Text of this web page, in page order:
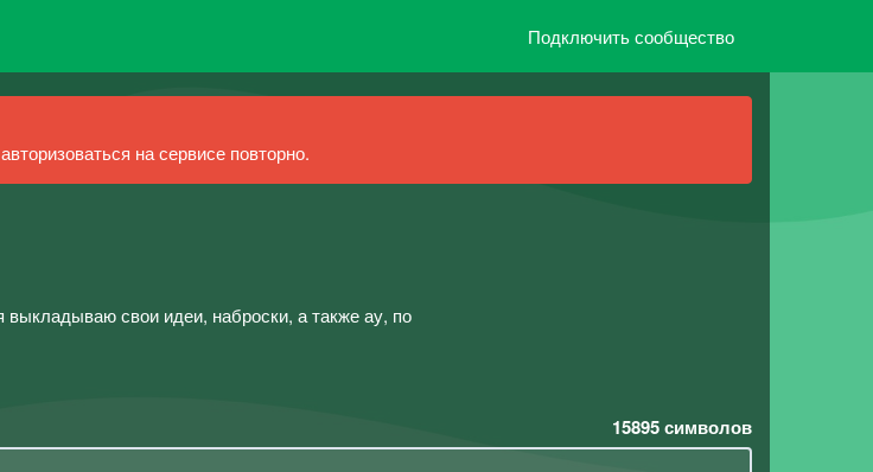
Подключить сообщество
на сервисе повторно.
свои идеи, наброски, а также ау, по
15895символов